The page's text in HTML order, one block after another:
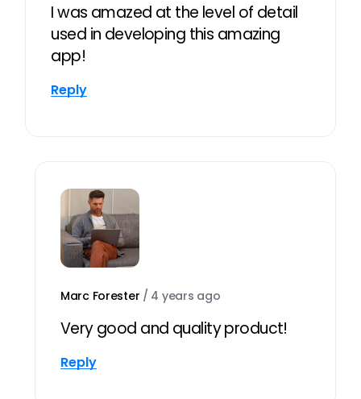
I was amazed at the level of detail
used in developing this amazing
app!
Reply
Marc Forester / 4 years ago
Very good and quality product!
Reply